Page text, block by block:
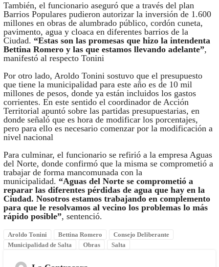
También, el funcionario aseguró que a través del plan
Barrios Populares pudieron autorizar la inversión de 1.600
millones en obras de alumbrado público, cordón cuneta,
pavimento, agua y cloaca en diferentes barrios de la
Ciudad. “Estas son las promesas que hizo la intendenta
Bettina Romero y las que estamos llevando adelante”,
manifestó al respecto Tonini
Por otro lado, Aroldo Tonini sostuvo que el presupuesto
que tiene la municipalidad para este año es de 10 mil
millones de pesos, donde ya están incluidos los gastos
corrientes. En este sentido el coordinador de Acción
Territorial apuntó sobre las partidas presupuestarias, en
donde señaló que es hora de modificar los porcentajes,
pero para ello es necesario comenzar por la modificación a
nivel nacional
Para culminar, el funcionario se refirió a la empresa Aguas
del Norte, donde confirmó que la misma se comprometió a
trabajar de forma mancomunada con la
municipalidad. “Aguas del Norte se comprometió a
reparar las diferentes pérdidas de agua que hay en la
Ciudad. Nosotros estamos trabajando en complemento
para que le resolvamos al vecino los problemas lo más
rápido posible”, sentenció.
Aroldo Tonini Bettina Romero
Consejo Deliberante
Municipalidad de Salta
Obras Salta